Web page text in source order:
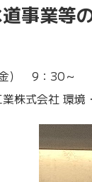
事業
） 9：30～
株式会社 環